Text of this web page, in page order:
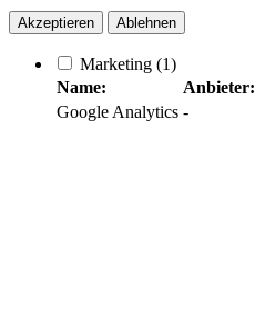
Akzeptieren Ablehnen
Marketing (1)
Name:
Anbieter:
Google Analytics -